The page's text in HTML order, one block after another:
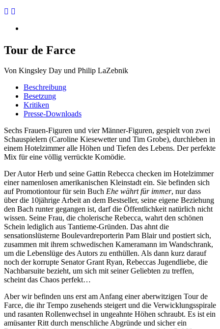
Tour de Farce
Von Kingsley Day und Philip LaZebnik
Beschreibung
Besetzung
Kritiken
Presse-Downloads
Sechs Frauen-Figuren und vier Männer-Figuren, gespielt von zwei
Schauspielern (Caroline Kiesewetter und Tim Grobe), durchleben in
einem Hotelzimmer alle Höhen und Tiefen des Lebens. Der perfekte
Mix für eine völlig verrückte Komödie.
Der Autor Herb und seine Gattin Rebecca checken im Hotelzimmer
einer namenlosen amerikanischen Kleinstadt ein. Sie befinden sich
auf Promotiontour für sein Buch Ehe währt für immer, nur dass
über die 10jährige Arbeit an dem Bestseller, seine eigene Beziehung
den Bach runter gegangen ist, darf die Öffentlichkeit natürlich nicht
wissen. Seine Frau, die cholerische Rebecca, wahrt den schönen
Schein lediglich aus Tantieme-Gründen. Das ahnt die
sensationslüsterne Boulevardreporterin Pam Blair und postiert sich,
zusammen mit ihrem schwedischen Kameramann im Wandschrank,
um die Lebenslüge des Autors zu enthüllen. Als dann kurz darauf
noch der korrupte Senator Grant Ryan, Rebeccas Jugendliebe, die
Nachbarsuite bezieht, um sich mit seiner Geliebten zu treffen,
scheint das Chaos perfekt…
Aber wir befinden uns erst am Anfang einer aberwitzigen Tour de
Farce, die ihr Tempo zusehends steigert und die Verwicklungsspirale
und rasanten Rollenwechsel in ungeahnte Höhen schraubt. Es ist ein
amüsanter Ritt durch menschliche Abgründe und sicher ein